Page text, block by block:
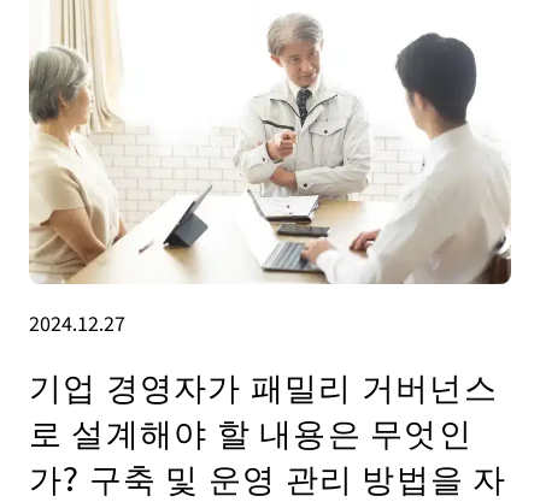
2024.12.27
기업 경영자가 패밀리 거버넌스
로 설계해야 할 내용은 무엇인
가? 구축 및 운영 관리 방법을 자